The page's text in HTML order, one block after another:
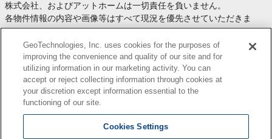
株式会社、およびアットホームは一切責任を負いません。
各物件情報の内容や画像等はすべて現況を優先させていただきま
す。
お取引等（お取引の準備、資金調達等を含みます）の際には、内容
や契約条件等について、 各情報提供元より十分な説明を受け、ご自
身でご確認の上、判断してください。
このコーナーへの物件情報のご掲載、その他不動産業務ソリューシ
ョン等についての不動産会社様のお問合せはこちら
します。
GeoTechnologies, Inc. uses cookies for the purposes of
improving the convenience and quality of our site and for
utilizing information in our marketing activity. You can
accept or reject collecting information through cookies at
your discretion except information essential to the
functioning of our site.
Cookies Settings